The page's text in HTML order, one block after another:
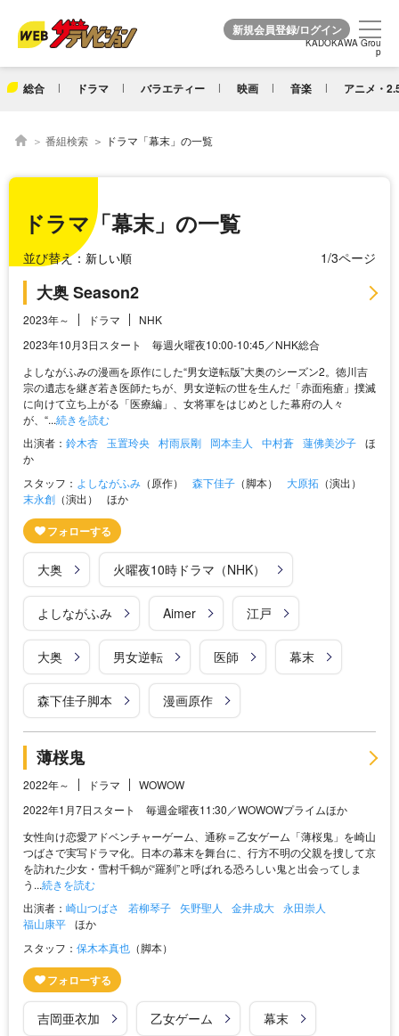
KADOKAWA Grou
p
総合 ドラマ バラエティー 映画 音楽 アニメ・
KADOKAWA Grou
p
番組検索 ドラマ「幕末」の一覧
ドラマ「幕末」の一覧
並び替え： 1/3ページ
大奥 Season2
2023年～ ドラマ
NHK
2023年10月3日スタート 毎週火曜夜10:00-10:45／NHK総合
よしながふみの漫画を原作にした“男女逆転版”大奥のシーズン2。徳川吉
宗の遺志を継ぎ若き医師たちが、男女逆転の世を生んだ「赤面疱瘡」撲滅
に向けて立ち上がる「医療編」、女将軍をはじめとした幕府の人々
が、“...続きを読む
出演者： 鈴木杏 玉置玲央 村雨辰剛 岡本圭人 中村蒼 蓮佛美沙子 ほ
か
スタッフ： よしながふみ （原作） 森下佳子 （脚本） 大原拓 （演出）
末永創 （演出） ほか
大奥 火曜夜10時ドラマ（NHK）
よしながふみ Aimer 江戸
大奥 男女逆転 医師 幕末
森下佳子脚本 漫画原作
薄桜鬼
2022年～ ドラマ
WOWOW
2022年1月7日スタート 毎週金曜夜11:30／WOWOWプライムほか
女性向け恋愛アドベンチャーゲーム、通称＝乙女ゲーム「薄桜鬼」を崎山
つばさで実写ドラマ化。日本の幕末を舞台に、行方不明の父親を捜して京
を訪れた少女・雪村千鶴が“羅刹”と呼ばれる恐ろしい鬼と出会ってしま
う...続きを読む
出演者： 崎山つばさ 若柳琴子 矢野聖人 金井成大 永田崇人
福山康平 ほか
スタッフ： 保木本真也 （脚本）
吉岡亜衣加 乙女ゲーム 幕末